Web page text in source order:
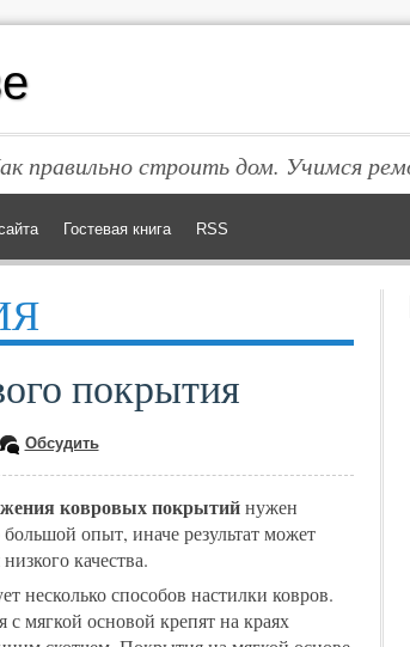
правильно строить дом. Учимся
Гостевая книга RSS
покрытия
Обсудить
ковровых покрытийнужен
опыт, иначе результат может
низкого качества.
несколько способов настилки ковров.
мягкой основой крепят на краях